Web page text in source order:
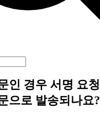
인 경우 서명 요청
으로 발송되나요?